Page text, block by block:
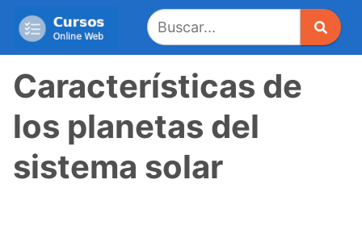
Características de
los planetas del
sistema solar